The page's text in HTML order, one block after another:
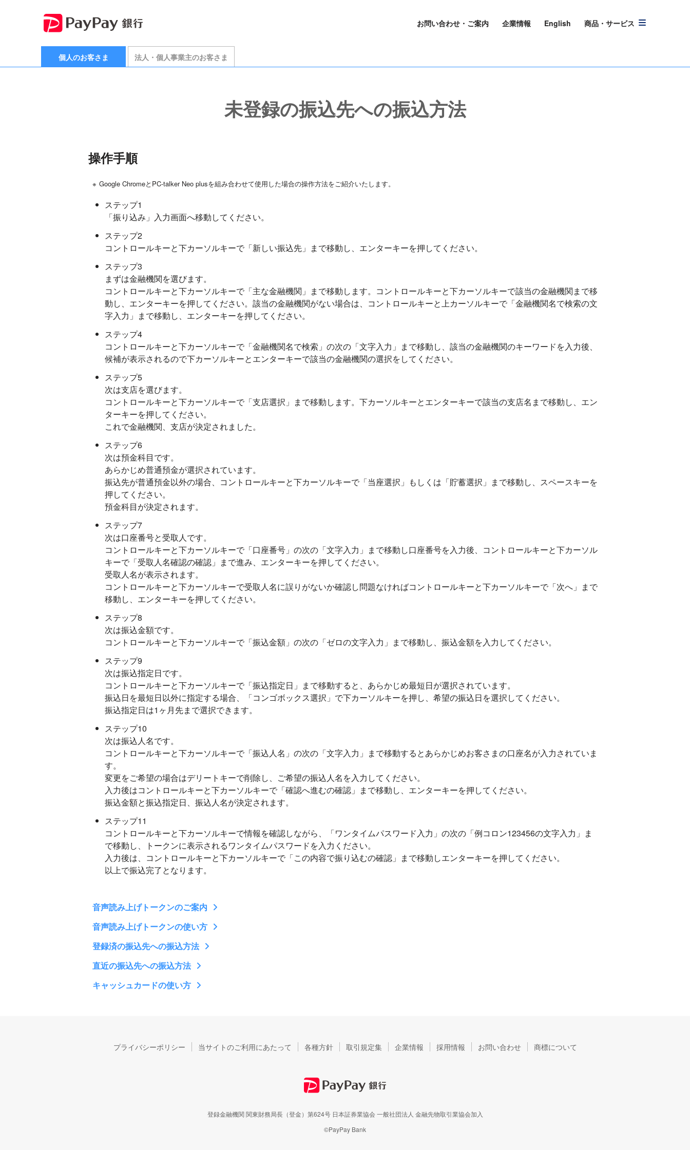
お問い合わせ・ご案内 企業情報 English 商品・サービス
個人のお客さま 法人・個人事業主のお客さま
未登録の振込先への振込方法
操作手順
※ Google ChromeとPC-talker Neo plusを組み合わせて使用した場合の操作方法をご紹介いたします。
ステップ1
「振り込み」入力画面へ移動してください。
ステップ2
コントロールキーと下カーソルキーで「新しい振込先」まで移動し、エンターキーを押してください。
ステップ3
まずは金融機関を選びます。
コントロールキーと下カーソルキーで「主な金融機関」まで移動します。コントロールキーと下カーソルキーで該当の金融機関まで移
動し、エンターキーを押してください。該当の金融機関がない場合は、コントロールキーと上カーソルキーで「金融機関名で検索の文
字入力」まで移動し、エンターキーを押してください。
ステップ4
コントロールキーと下カーソルキーで「金融機関名で検索」の次の「文字入力」まで移動し、該当の金融機関のキーワードを入力後、
候補が表示されるので下カーソルキーとエンターキーで該当の金融機関の選択をしてください。
ステップ5
次は支店を選びます。
コントロールキーと下カーソルキーで「支店選択」まで移動します。下カーソルキーとエンターキーで該当の支店名まで移動し、エン
ターキーを押してください。
これで金融機関、支店が決定されました。
ステップ6
次は預金科目です。
あらかじめ普通預金が選択されています。
振込先が普通預金以外の場合、コントロールキーと下カーソルキーで「当座選択」もしくは「貯蓄選択」まで移動し、スペースキーを
押してください。
預金科目が決定されます。
ステップ7
次は口座番号と受取人です。
コントロールキーと下カーソルキーで「口座番号」の次の「文字入力」まで移動し口座番号を入力後、コントロールキーと下カーソル
キーで「受取人名確認の確認」まで進み、エンターキーを押してください。
受取人名が表示されます。
コントロールキーと下カーソルキーで受取人名に誤りがないか確認し問題なければコントロールキーと下カーソルキーで「次へ」まで
移動し、エンターキーを押してください。
ステップ8
次は振込金額です。
コントロールキーと下カーソルキーで「振込金額」の次の「ゼロの文字入力」まで移動し、振込金額を入力してください。
ステップ9
次は振込指定日です。
コントロールキーと下カーソルキーで「振込指定日」まで移動すると、あらかじめ最短日が選択されています。
振込日を最短日以外に指定する場合、「コンゴボックス選択」で下カーソルキーを押し、希望の振込日を選択してください。
振込指定日は1ヶ月先まで選択できます。
ステップ10
次は振込人名です。
コントロールキーと下カーソルキーで「振込人名」の次の「文字入力」まで移動するとあらかじめお客さまの口座名が入力されていま
す。
変更をご希望の場合はデリートキーで削除し、ご希望の振込人名を入力してください。
入力後はコントロールキーと下カーソルキーで「確認へ進むの確認」まで移動し、エンターキーを押してください。
振込金額と振込指定日、振込人名が決定されます。
ステップ11
コントロールキーと下カーソルキーで情報を確認しながら、「ワンタイムパスワード入力」の次の「例コロン123456の文字入力」ま
で移動し、トークンに表示されるワンタイムパスワードを入力ください。
入力後は、コントロールキーと下カーソルキーで「この内容で振り込むの確認」まで移動しエンターキーを押してください。
以上で振込完了となります。
音声読み上げトークンのご案内
音声読み上げトークンの使い方
登録済の振込先への振込方法
直近の振込先への振込方法
キャッシュカードの使い方
プライバシーポリシー 当サイトのご利用にあたって 各種方針 取引規定集 企業情報 採用情報 お問い合わせ 商標について
登録金融機関 関東財務局長（登金）第624号 日本証券業協会 一般社団法人 金融先物取引業協会加入
©PayPay Bank